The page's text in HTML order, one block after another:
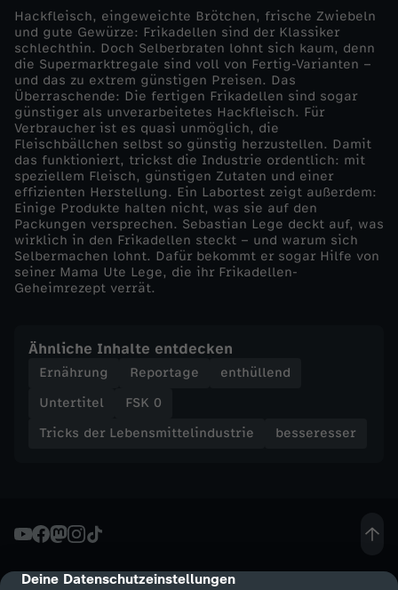
cmp-dialog-description
Deine Datenschutzeinstellungen
i
e
T
r
i
c
k
v
o
n
e
r
Hackfleisch, eingeweichte Brötchen, frische Zwiebeln
und gute Gewürze: Frikadellen sind der Klassiker
schlechthin. Doch Selberbraten lohnt sich kaum, denn
die Supermarktregale sind voll von Fertig-Varianten –
und das zu extrem günstigen Preisen. Das
Überraschende: Die fertigen Frikadellen sind sogar
günstiger als unverarbeitetes Hackfleisch. Für
Verbraucher ist es quasi unmöglich, die
Fleischbällchen selbst so günstig herzustellen. Damit
das funktioniert, trickst die Industrie ordentlich: mit
speziellem Fleisch, günstigen Zutaten und einer
effizienten Herstellung. Ein Labortest zeigt außerdem:
Einige Produkte halten nicht, was sie auf den
Packungen versprechen. Sebastian Lege deckt auf, was
wirklich in den Frikadellen steckt – und warum sich
Selbermachen lohnt. Dafür bekommt er sogar Hilfe von
seiner Mama Ute Lege, die ihr Frikadellen-
Geheimrezept verrät.
Ähnliche Inhalte entdecken
Ernährung Reportage
enthüllend
Untertitel
FSK 0
Tricks der Lebensmittelindustrie
besseresser